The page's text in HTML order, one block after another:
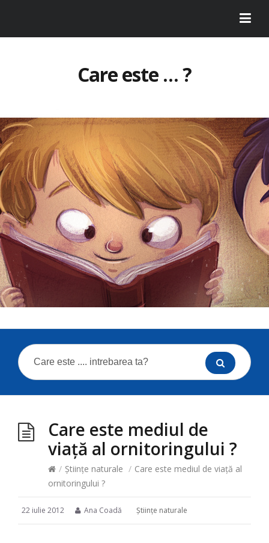
Care este … ?
Care este mediul de
viață al ornitoringului ?
/ Ştiinţe naturale / Care este mediul de viață al
ornitoringului ?
22 iulie 2012 Ana Coadă Ştiinţe naturale